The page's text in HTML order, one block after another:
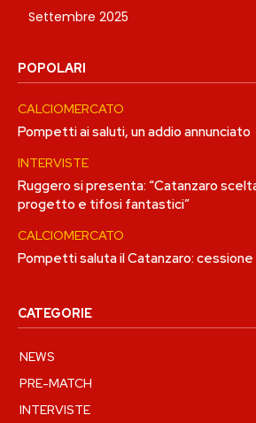
Settembre 2025
POPOLARI
CALCIOMERCATO
Pompetti ai saluti, un addio annunciato
INTERVISTE
Ruggero si presenta: “Catanzaro
progetto e tifosi fantastici”
CALCIOMERCATO
Pompetti saluta il Catanzaro: cessione
CATEGORIE
NEWS
PRE-MATCH
INTERVISTE